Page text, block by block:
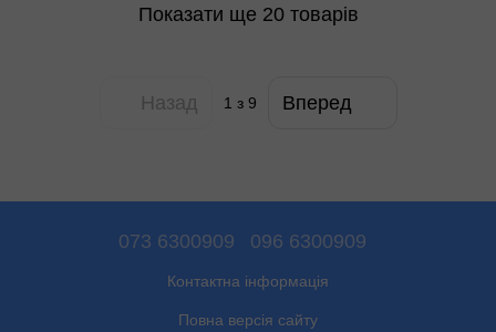
Показати ще 20 товарів
Назад 1 з 9 Вперед
073 6300909 096 6300909
Контактна інформація
Повна версія сайту